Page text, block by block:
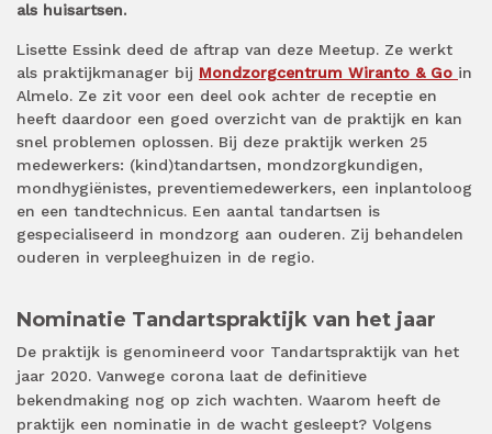
als huisartsen.
Lisette Essink deed de aftrap van deze Meetup. Ze werkt
als praktijkmanager bij Mondzorgcentrum Wiranto & Go in
Almelo. Ze zit voor een deel ook achter de receptie en
heeft daardoor een goed overzicht van de praktijk en kan
snel problemen oplossen. Bij deze praktijk werken 25
medewerkers: (kind)tandartsen, mondzorgkundigen,
mondhygiënistes, preventiemedewerkers, een inplantoloog
en een tandtechnicus. Een aantal tandartsen is
gespecialiseerd in mondzorg aan ouderen. Zij behandelen
ouderen in verpleeghuizen in de regio.
Nominatie Tandartspraktijk van het jaar
De praktijk is genomineerd voor Tandartspraktijk van het
jaar 2020. Vanwege corona laat de definitieve
bekendmaking nog op zich wachten. Waarom heeft de
praktijk een nominatie in de wacht gesleept? Volgens